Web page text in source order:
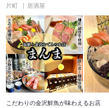
片町 居酒屋
こだわりの金沢鮮魚が味わえるお店